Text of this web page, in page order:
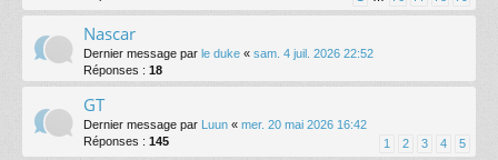
Nascar
Dernier message par le duke « sam. 4 juil. 2026 22:52
Réponses : 18
GT
Dernier message par Luun « mer. 20 mai 2026 16:42
Réponses : 145 1 2 3 4 5